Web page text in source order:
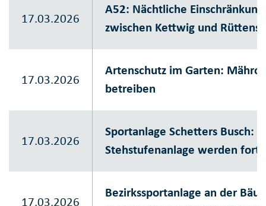
17.03.2026
A52: Nächtliche
zwischen Kettwig und
17.03.2026
Artenschutz im Garten:
betreiben
17.03.2026
Sportanlage Schetters Busch:
Stehstufenanlage werden
17.03.2026
Bezirkssportanlage an der